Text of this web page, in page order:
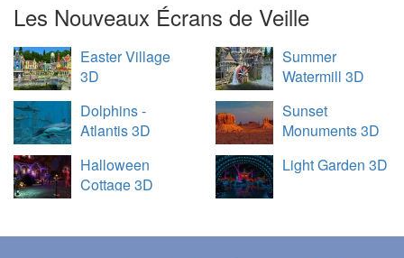
Les Nouveaux Écrans de Veille
Easter Village
3D
Summer
Watermill 3D
Dolphins -
Atlantis 3D
Sunset
Monuments 3D
Halloween
Cottage 3D
Light Garden 3D